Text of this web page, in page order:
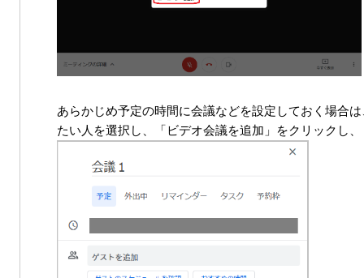
あらかじめ予定の時間に会議などを設定しておく場合
たい人を選択し、「ビデオ会議を追加」をクリックし